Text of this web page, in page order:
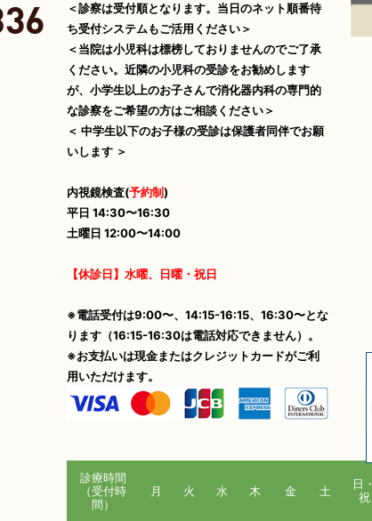
＜診察は受付順となります。当日のネット順番待
ち受付システムもご活用ください＞
＜当院は小児科は標榜しておりませんのでご了承
ください。近隣の小児科の受診をお勧めします
が、小学生以上のお子さんで消化器内科の専門的
な診察をご希望の方はご相談ください＞
＜ 中学生以下のお子様の受診は保護者同伴でお願
いします ＞
内視鏡検査(予約制)
平日 14:30〜16:30
土曜日 12:00〜14:00
【休診日】水曜、日曜・祝日
※電話受付は9:00〜、14:15-16:15、16:30〜とな
ります（16:15-16:30は電話対応できません）。
※お支払いは現金またはクレジットカードがご利
用いただけます。
診療時間
（受付時
間）
月 火 水 木 金 土
日・
祝